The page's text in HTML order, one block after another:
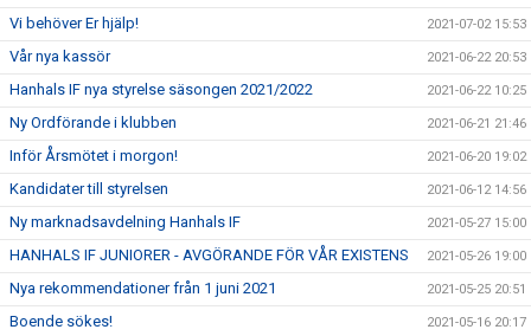
Vi behöver Er hjälp! 2021-07-02 15:53
Vår nya kassör 2021-06-22 20:53
Hanhals IF nya styrelse säsongen 2021/2022 2021-06-22 10:25
Ny Ordförande i klubben 2021-06-21 21:46
Inför Årsmötet i morgon! 2021-06-20 19:02
Kandidater till styrelsen 2021-06-12 14:56
Ny marknadsavdelning Hanhals IF 2021-05-27 15:00
HANHALS IF JUNIORER - AVGÖRANDE FÖR VÅR EXISTENS 2021-05-26 19:00
Nya rekommendationer från 1 juni 2021 2021-05-25 20:51
Boende sökes! 2021-05-16 20:17